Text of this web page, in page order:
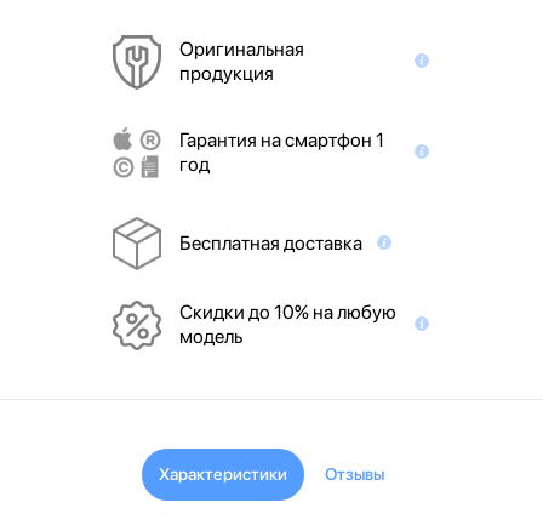
Оригинальная
продукция
Гарантия на смартфон 1
год
Бесплатная доставка
Скидки до 10% на любую
модель
Характеристики Отзывы